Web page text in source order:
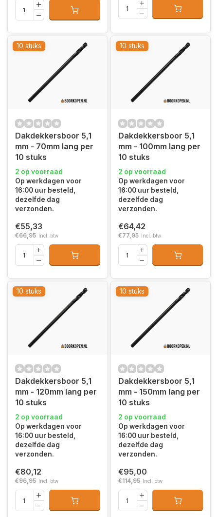
10 stuks
Dakdekkersboor 5,1
mm - 70mm lang per
10 stuks
2 op voorraad
Op werkdagen voor
16:00 uur besteld,
dezelfde dag
verzonden.
€55,33
€66,95 Incl. btw
10 stuks
Dakdekkersboor 5,1
mm - 100mm lang per
10 stuks
2 op voorraad
Op werkdagen voor
16:00 uur besteld,
dezelfde dag
verzonden.
€64,42
€77,95 Incl. btw
10 stuks
Dakdekkersboor 5,1
mm - 120mm lang per
10 stuks
2 op voorraad
Op werkdagen voor
16:00 uur besteld,
dezelfde dag
verzonden.
€80,12
€96,95 Incl. btw
10 stuks
Dakdekkersboor 5,1
mm - 150mm lang per
10 stuks
2 op voorraad
Op werkdagen voor
16:00 uur besteld,
dezelfde dag
verzonden.
€95,00
€114,95 Incl. btw